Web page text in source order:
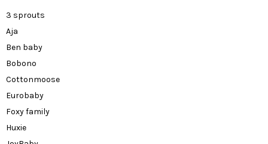
3 sprouts
Aja
Ben baby
Bobono
Cottonmoose
Eurobaby
Foxy family
Huxie